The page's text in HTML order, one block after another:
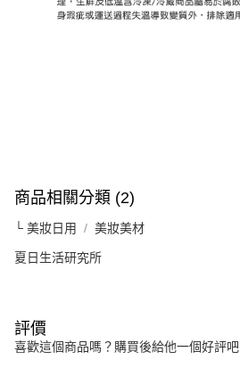
商品相關分類 (2)
└ 美妝日用 美妝美材
夏日生活研究所
評價
喜歡這個商品嗎？購買後給他一個好評吧